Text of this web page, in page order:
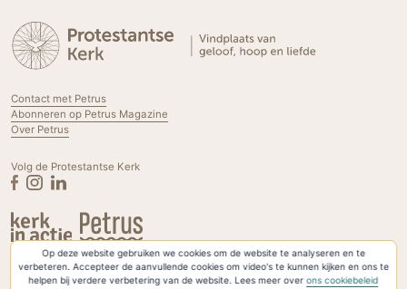
Op deze website gebruiken we cookies om de website te analyseren en te
verbeteren. Accepteer de aanvullende cookies om video's te kunnen kijken en ons te
helpen bij verdere verbetering van de website. Lees meer overons cookiebeleid
Contact met Petrus
Abonneren op Petrus Magazine
Over Petrus
Volg de Protestantse Kerk
Privacyverklaring & Cookies